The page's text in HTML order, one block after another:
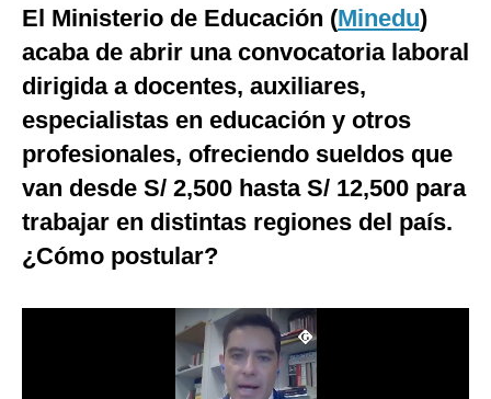
Moda
Estilos
Mundo
EEUU
México
España
Internacional
El Ministerio de Educación (Minedu)
acaba de abrir una convocatoria laboral
dirigida a docentes, auxiliares,
especialistas en educación y otros
profesionales, ofreciendo sueldos que
van desde S/ 2,500 hasta S/ 12,500 para
trabajar en distintas regiones del país.
¿Cómo postular?